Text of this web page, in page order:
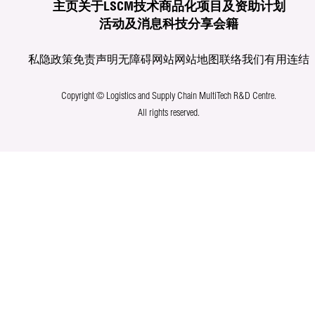
主页关于LSCM技术商品化项目及资助计划
活动及消息科技分享会籍
私隐政策免责声明无障碍网站网站地图联络我们有用连结
Copyright © Logistics and Supply Chain MultiTech R&D Centre.
All rights reserved.